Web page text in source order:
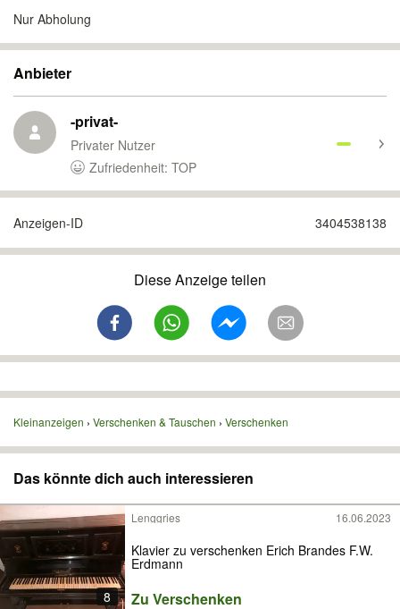
Nur Abholung
Anbieter
-privat-
Privater Nutzer
Zufriedenheit: TOP
Anzeigen-ID 3404538138
Diese Anzeige teilen
Kleinanzeigen Verschenken & Tauschen Verschenken
Das könnte dich auch interessieren
8
Lenggries 16.06.2023
Klavier zu verschenken Erich Brandes F.W.
Erdmann
Zu Verschenken